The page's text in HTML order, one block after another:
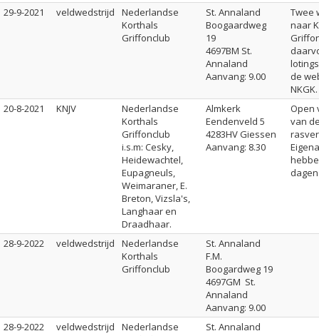
29-9-2021
veldwedstrijd
Nederlandse
Korthals
Griffonclub
St. Annaland
Boogaardweg
19
4697BM St.
Annaland
Aanvang: 9.00
Twee
naar
de
NKGK.
20-8-2021
KNJV
Nederlandse
Korthals
Griffonclub
i.s.m: Cesky,
Heidewachtel,
Eupagneuls,
Weimaraner, E.
Breton, Vizsla's,
Langhaar en
Draadhaar.
Almkerk
Eendenveld 5
4283HV Giessen
Aanvang: 8.30
Open
van
28-9-2022 veldwedstrijd
Nederlandse
Korthals
Griffonclub
St. Annaland
F.M.
Boogardweg 19
4697GM St.
Annaland
Aanvang: 9.00
28-9-2022
veldwedstrijd
Nederlandse
St. Annaland